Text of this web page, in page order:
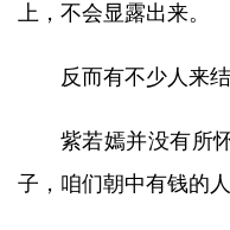
上，不会显露出来。
反而有不少人来
紫若嫣并没有所
子，咱们朝中有钱的